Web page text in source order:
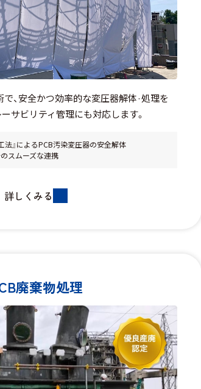
、安全かつ効率的な変圧器解体·処理を
サビリティ管理にも対応します。
法』によるPCB汚染変圧器の安全解体
スムーズな連携
詳しくみる
廃棄物処理